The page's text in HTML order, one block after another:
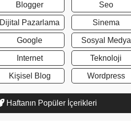
Blogger
Dijital Pazarlama
Google
Internet
Kişisel Blog
Seo
Sinema
Sosyal Medya
Teknoloji
Wordpress
Haftanın Popüler İçerikleri